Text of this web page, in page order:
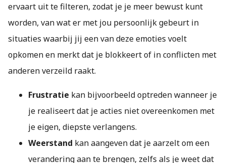
ervaart uit te filteren, zodat je je meer bewust kunt
worden, van wat er met jou persoonlijk gebeurt in
situaties waarbij jij een van deze emoties voelt
opkomen en merkt dat je blokkeert of in conflicten met
anderen verzeild raakt.
Frustratie kan bijvoorbeeld optreden wanneer je
je realiseert dat je acties niet overeenkomen met
je eigen, diepste verlangens.
Weerstand kan aangeven dat je aarzelt om een
verandering aan te brengen, zelfs als je weet dat